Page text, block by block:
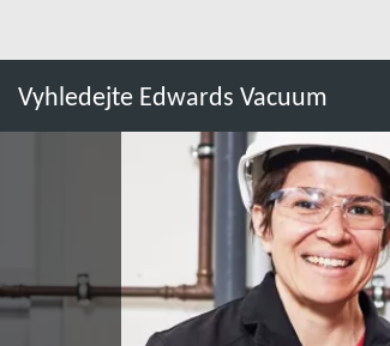
Vyhledejte Edwards Vacuum